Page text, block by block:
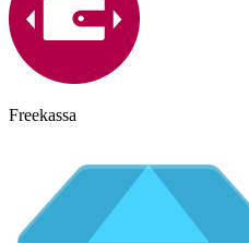
Freekassa